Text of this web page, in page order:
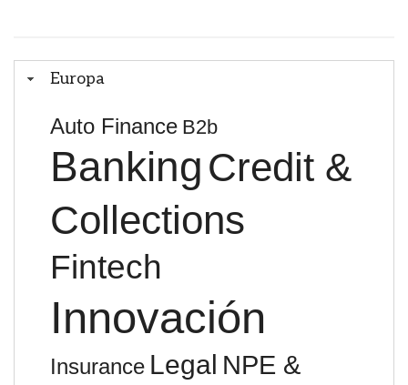
Europa
Auto Finance B2b
Banking Credit &
Collections
Fintech
Innovación
Insurance Legal NPE &